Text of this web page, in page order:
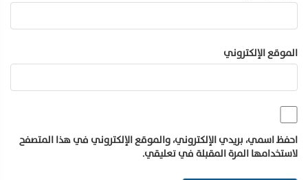
الموقع الإلكتروني
احفظ اسمي، بريدي الإلكتروني، والموقع الإلكتروني في هذا المتصفح
لاستخدامها المرة المقبلة في تعليقي.